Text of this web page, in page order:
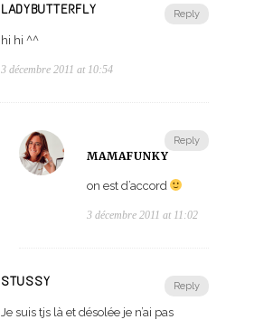
Reply
LADYBUTTERFLY
hi hi ^^
3 décembre 2011 at 10:54
Reply
MAMAFUNKY
on est d’accord
3 décembre 2011 at 11:02
Reply
STUSSY
Je suis tjs là et désolée je n’ai pas